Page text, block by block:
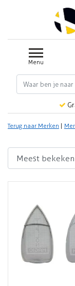
Menu
Terug naar Merken